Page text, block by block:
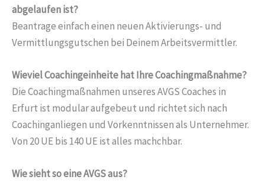
abgelaufen ist?
Beantrage einfach einen neuen Aktivierungs- und
Vermittlungsgutschen bei Deinem Arbeitsvermittler.
Wieviel Coachingeinheite hat Ihre Coachingmaßnahme?
Die Coachingmaßnahmen unseres AVGS Coaches in
Erfurt ist modular aufgebeut und richtet sich nach
Coachinganliegen und Vorkenntnissen als Unternehmer.
Von 20 UE bis 140 UE ist alles machchbar.
Wie sieht so eine AVGS aus?